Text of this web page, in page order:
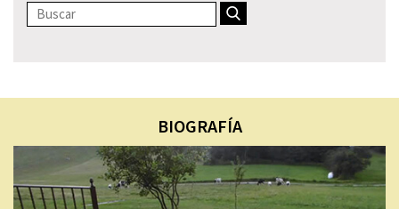
BIOGRAFÍA